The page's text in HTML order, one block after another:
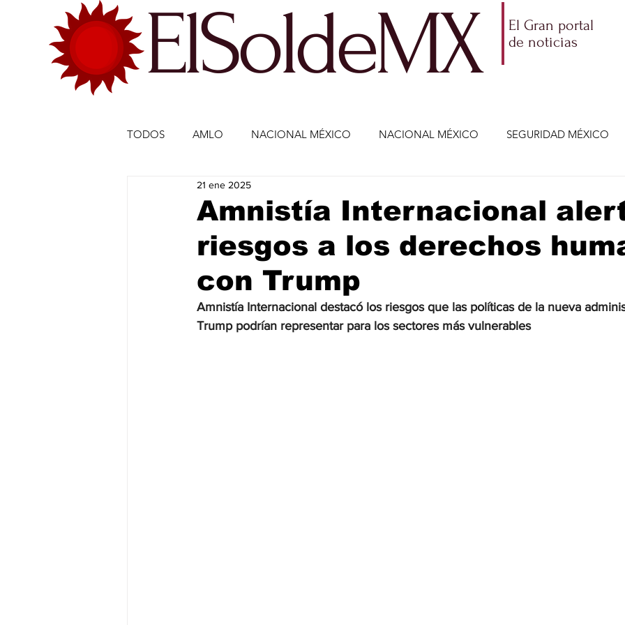
ElSoldeMX
El Gran portal
de noticias
TODOS AMLO NACIONAL MÉXICO NACIONAL MÉXICO SEGURIDAD MÉXICO
ECONOMÍA MÉXICO
DEPORTES DEPORTES CIENCIA Y TECNOLOGÍA ENTRETENIMIENTO VIDA
ESTADOS-POLÍTICA ENTRETENIMIENTO JALISCO-ENRIQUE ALFARO JALISCO-
Amnistía Internacional
riesgos a los derechos
con Trump
21 ene 2025
Amnistía Internacional destacó los riesgos que las políticas de la nueva
Trump podrían representar para los sectores más vulnerables